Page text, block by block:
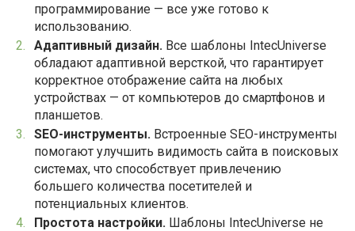
программирование — все уже готово к
использованию.
Адаптивный дизайн.Все шаблоны IntecUniverse
обладают адаптивной версткой, что гарантирует
корректное отображение сайта на любых
устройствах — от компьютеров до смартфонов и
планшетов.
SEO-инструменты.Встроенные SEO-инструменты
помогают улучшить видимость сайта в поисковых
системах, что способствует привлечению
большего количества посетителей и
потенциальных клиентов.
Простота настройки.Шаблоны IntecUniverse не